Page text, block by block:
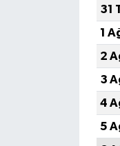
31
1
2
3
4
5